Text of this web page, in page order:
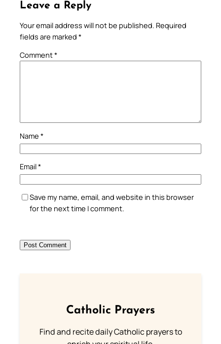
Leave a Reply
Your email address will not be published. Required
fields are marked *
Comment*
Name *
Email*
Save my name, email, and website in this browser
for the next time I comment.
Catholic Prayers
Find and recite daily Catholic prayers to